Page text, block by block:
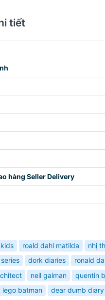
tiết
hàng Seller Delivery
roald dahl matilda nhị
dork diaries ronald
neil gaiman quentin
lego batman dear dumb diary